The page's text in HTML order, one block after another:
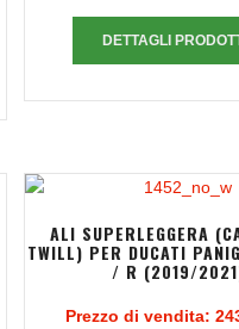
DETTAGLI
ALI SUPERLEGGERA
TWILL) PER DUCATI
/ R (2019/
Prezzo di vendita: